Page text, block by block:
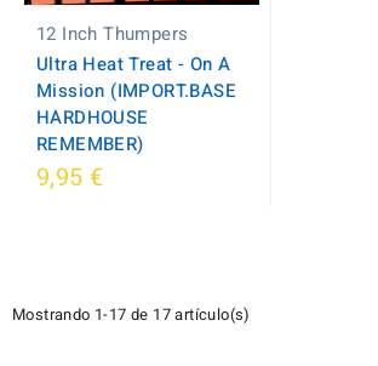
12 Inch Thumpers
Ultra Heat Treat - On A
Mission (IMPORT.BASE
HARDHOUSE
REMEMBER)
9,95 €
Mostrando 1-17 de 17 artículo(s)